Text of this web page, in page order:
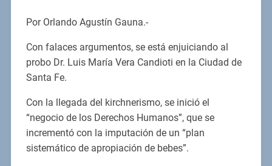
Por Orlando Agustín Gauna.-
Con falaces argumentos, se está enjuiciando al
probo Dr. Luis María Vera Candioti en la Ciudad de
Santa Fe.
Con la llegada del kirchnerismo, se inició el
“negocio de los Derechos Humanos”, que se
incrementó con la imputación de un “plan
sistemático de apropiación de bebes”.